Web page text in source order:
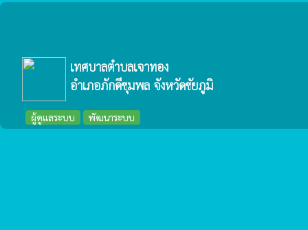
เทศบาลตำบลเจาทอง
อำเภอภักดีชุมพล จังหวัดชัยภูมิ
ผู้ดูแลระบบ พัฒนาระบบ